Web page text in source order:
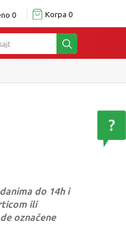
0 Korpa 0
do 14h i
ili
označene